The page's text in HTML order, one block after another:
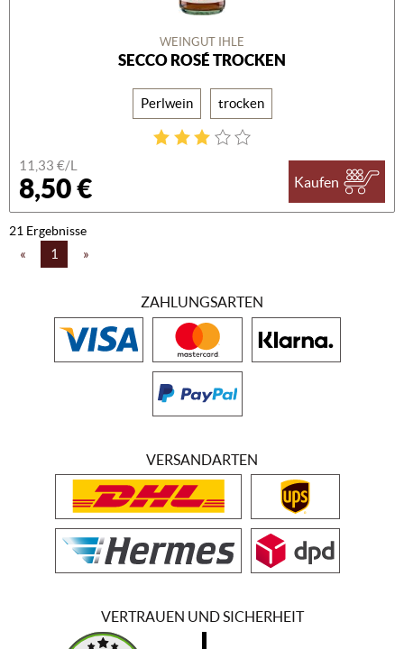
WEINGUT IHLE
SECCO ROSÉ TROCKEN
Perlwein trocken
11,33 €/L
8,50 € Kaufen
21 Ergebnisse
« 1 »
ZAHLUNGSARTEN
VERSANDARTEN
VERTRAUEN UND SICHERHEIT